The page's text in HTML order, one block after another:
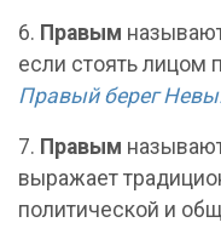
6. Правым
если стоять лицом
Правый берег
7. Правым
выражает
политической и